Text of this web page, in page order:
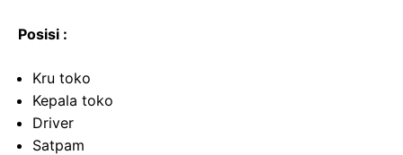
Posisi :
Kru toko
Kepala toko
Driver
Satpam